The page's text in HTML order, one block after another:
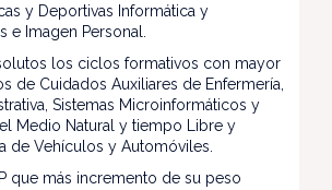
y Deportivas Informática y
e Imagen Personal.
los ciclos formativos con mayor
de Cuidados Auxiliares de Enfermería,
Sistemas Microinformáticos y
Medio Natural y tiempo Libre y
de Vehículos y Automóviles.
que más incremento de su peso